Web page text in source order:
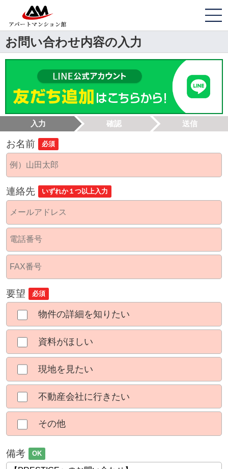
お問い合わせ内容の入力
入力 確認 送信
お名前 必須
連絡先 いずれか１つ以上入力
要望 必須
物件の詳細を知りたい
資料がほしい
現地を見たい
不動産会社に行きたい
その他
備考 OK